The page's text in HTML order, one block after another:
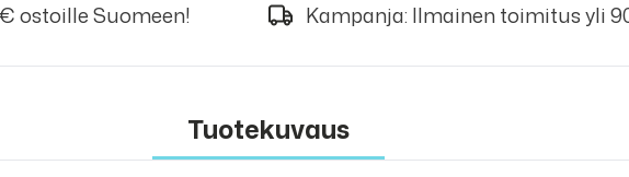
ostoille Suomeen! Kampanja: Ilmainen toimitus yli
Tuotekuvaus